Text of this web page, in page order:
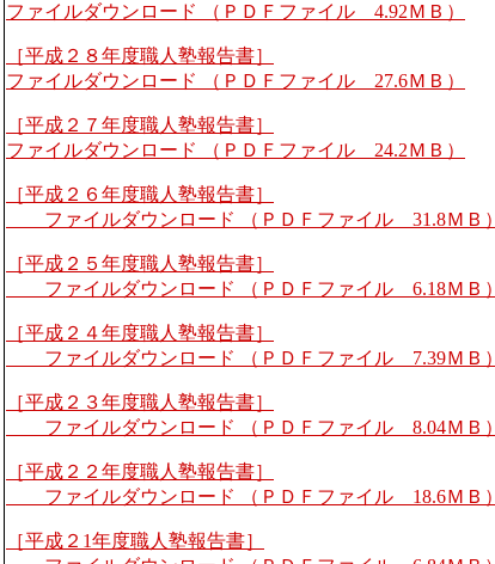
ファイルダウンロード （ＰＤＦファイル 4.92ＭＢ）
［平成２８年度職人塾報告書］
ファイルダウンロード （ＰＤＦファイル 27.6ＭＢ）
［平成２７年度職人塾報告書］
ファイルダウンロード （ＰＤＦファイル 24.2ＭＢ）
［平成２６年度職人塾報告書］
ファイルダウンロード （ＰＤＦファイル 31.8ＭＢ）
［平成２５年度職人塾報告書］
ファイルダウンロード （ＰＤＦファイル 6.18ＭＢ）
［平成２４年度職人塾報告書］
ファイルダウンロード （ＰＤＦファイル 7.39ＭＢ）
［平成２３年度職人塾報告書］
ファイルダウンロード （ＰＤＦファイル 8.04ＭＢ）
［平成２２年度職人塾報告書］
ファイルダウンロード （ＰＤＦファイル 18.6ＭＢ）
［平成２1年度職人塾報告書］